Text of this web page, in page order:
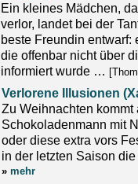
Ein kleines Mädchen,
verlor, landet bei der
beste Freundin
die offenbar nicht über
informiert wurde …
Verlorene Illusionen
Zu Weihnachten kommt
Schokoladenmann mit
oder diese extra vors
in der letzten Saison
» mehr